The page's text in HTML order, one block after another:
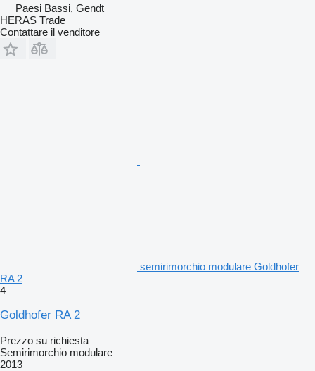
Paesi Bassi, Gendt
HERAS Trade
Contattare il venditore
semirimorchio modulare Goldhofer
RA 2
4
Goldhofer RA 2
Prezzo su richiesta
Semirimorchio modulare
2013